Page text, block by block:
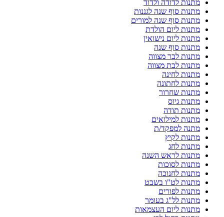
מתנות לדודה ולדוד
מתנות סוף שנה לגננות
מתנות סוף שנה למורים
מתנות ליום הולדת
מתנות ליום נישואין
מתנות סוף שנה
מתנות לבר מצווה
מתנות לבת מצווה
מתנות לחינה
מתנות לחתונה
מתנות שחרור
מתנות גיוס
מתנות תודה
מתנות למילואים
מתנה למפקד/ת
מתנות לקיץ
מתנות לחג
מתנות לראש השנה
מתנות לסוכות
מתנות לחנוכה
מתנות לט"ו בשבט
מתנות לפורים
מתנות לל"ג בעומר
מתנות ליום העצמאות